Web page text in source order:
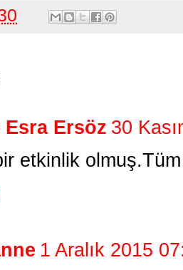
Esra Ersöz 30
etkinlik
1 Aralık 2015